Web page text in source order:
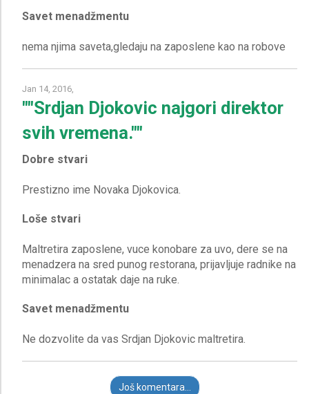
Savet menadžmentu
Jan 14, 2016,
""Srdjan Djokovic najgori direktor
svih vremena.""
Dobre stvari
Loše stvari
Maltretira zaposlene, vuce konobare za uvo, dere se na
menadzera na sred punog restorana, prijavljuje radnike na
Savet menadžmentu
Još komentara...